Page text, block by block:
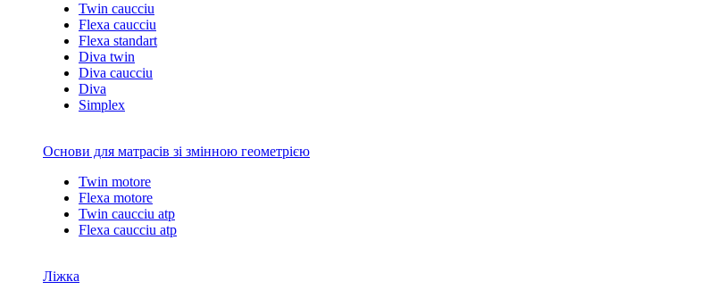
Twin caucciu
Flexa caucciu
Flexa standart
Diva twin
Diva caucciu
Diva
Simplex
Основи для матрасів зі змінною геометрією
Twin motore
Flexa motore
Twin caucciu atp
Flexa caucciu atp
Ліжка